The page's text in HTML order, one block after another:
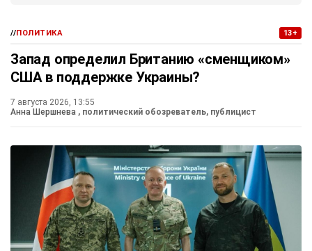
//ПОЛИТИКА 13+
Запад определил Британию «сменщиком»
США в поддержке Украины?
7 августа 2026, 13:55
Анна Шершнева , политический обозреватель, публицист